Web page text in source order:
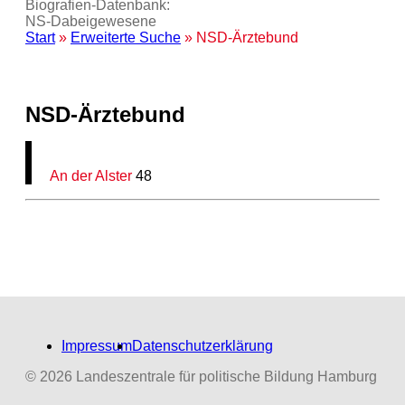
Biografien-Datenbank:
NS‑Dabeigewesene
Start» Erweiterte Suche » NSD-Ärztebund
NSD-Ärztebund
An der Alster 48
ImpressumDatenschutzerklärung
© 2026 Landeszentrale für politische Bildung Hamburg